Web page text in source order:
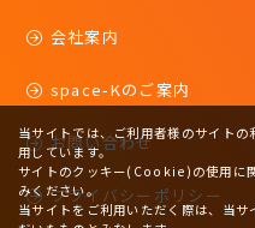
会社案内
space-Kのご案内
お問い合わせ
プライバシーポリシー
当サイトでは、ご利用者様のサイト
用しています。
サイトのクッキー(Cookie)の使用に関
みください。
当サイトをご利用いただく際は、当